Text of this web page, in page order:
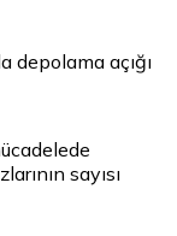
depolama açığı
sayısı